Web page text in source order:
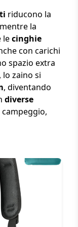
riducono la
la
lecinghie
con carichi
spazio extra
lo zaino si
, diventando
diverse